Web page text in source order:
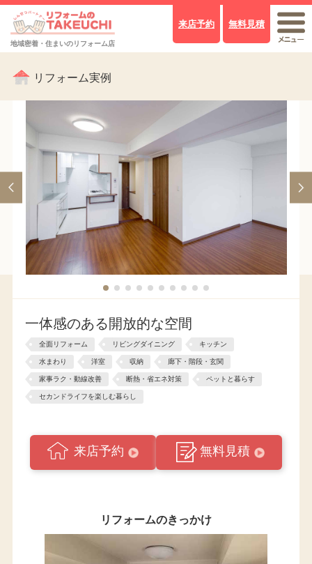
地域密着・住まいのリフォーム店
来店予約 無料見積
リフォーム実例
一体感のある開放的な空間
全面リフォーム リビングダイニング キッチン
水まわり 洋室 収納 廊下・階段・玄関
家事ラク・動線改善 断熱・省エネ対策 ペットと暮らす
セカンドライフを楽しむ暮らし
来店予約 無料見積
リフォームのきっかけ